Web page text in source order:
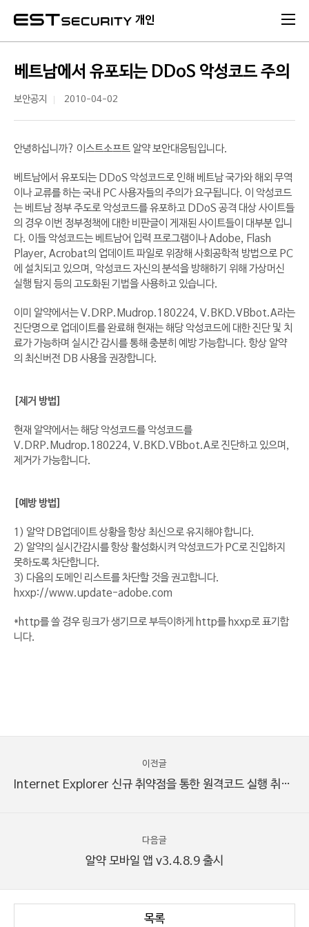
개인
베트남에서 유포되는 DDoS 악성코드 주의
보안공지 2010-04-02
안녕하십니까? 이스트소프트 알약 보안대응팀입니다.
베트남에서 유포되는 DDoS 악성코드로 인해 베트남 국가와 해외 무역
이나 교류를 하는 국내 PC 사용자들의 주의가 요구됩니다. 이 악성코드
는 베트남 정부 주도로 악성코드를 유포하고 DDoS 공격 대상 사이트들
의 경우 이번 정부정책에 대한 비판글이 게재된 사이트들이 대부분 입니
다. 이들 악성코드는 베트남어 입력 프로그램이나 Adobe, Flash
Player, Acrobat의 업데이트 파일로 위장해 사회공학적 방법으로 PC
에 설치되고 있으며, 악성코드 자신의 분석을 방해하기 위해 가상머신
실행 탐지 등의 고도화된 기법을 사용하고 있습니다.
이미 알약에서는 V.DRP.Mudrop.180224, V.BKD.VBbot.A라는
진단명으로 업데이트를 완료해 현재는 해당 악성코드에 대한 진단 및 치
료가 가능하며 실시간 감시를 통해 충분히 예방 가능합니다. 항상 알약
의 최신버전 DB 사용을 권장합니다.
[제거 방법]
현재 알약에서는 해당 악성코드를 악성코드를
V.DRP.Mudrop.180224, V.BKD.VBbot.A로 진단하고 있으며,
제거가 가능합니다.
[예방 방법]
1) 알약 DB업데이트 상황을 항상 최신으로 유지해야 합니다.
2) 알약의 실시간감시를 항상 활성화시켜 악성코드가 PC로 진입하지
못하도록 차단합니다.
3) 다음의 도메인 리스트를 차단할 것을 권고합니다.
hxxp://www.update-adobe.com
*http를 쓸 경우 링크가 생기므로 부득이하게 http를 hxxp로 표기합
니다.
이전글
Internet Explorer 신규 취약점을 통한 원격코드 실행 취약점 주의 (MS10-018 패치발표)
다음글
알약 모바일 앱 v3.4.8.9 출시
목록